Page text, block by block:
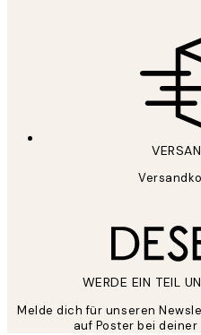
WERDE EIN TEIL
Melde dich für unseren
auf Poster bei